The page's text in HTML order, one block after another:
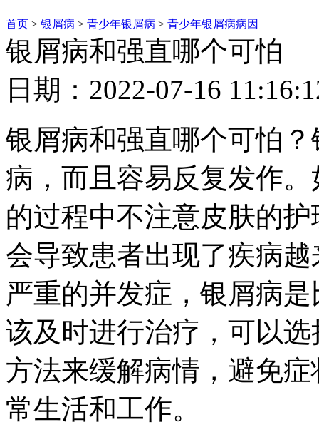
首页 > 银屑病 > 青少年银屑病 > 青少年银屑病病因
银屑病和强直哪个可怕
日期：2022-07-16
银屑病和强直哪个可怕
病，而且容易反复发作
的过程中不注意皮肤的
会导致患者出现了疾病
严重的并发症，银屑病
该及时进行治疗，可以
方法来缓解病情，避免
常生活和工作。